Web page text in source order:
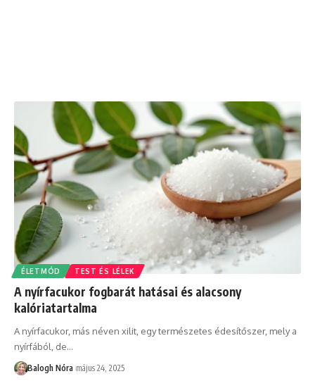
ÉLETMÓD TEST ÉS LÉLEK
A nyírfacukor fogbarát hatásai és alacsony
kalóriatartalma
A nyírfacukor, más néven xilit, egy természetes édesítőszer, mely a
nyírfából, de…
Balogh Nóra május 24, 2025